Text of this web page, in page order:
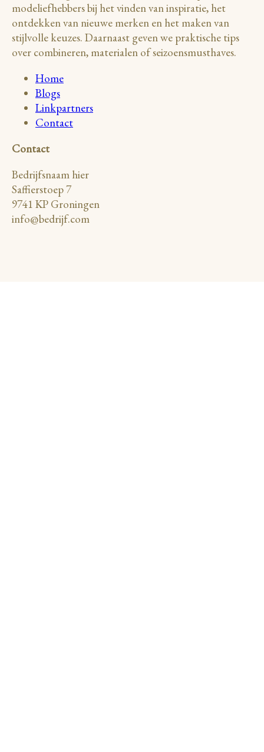
modeliefhebbers bij het vinden van inspiratie, het
ontdekken van nieuwe merken en het maken van
stijlvolle keuzes. Daarnaast geven we praktische tips
over combineren, materialen of seizoensmusthaves.
Home
Blogs
Linkpartners
Contact
Contact
Bedrijfsnaam hier
Saffierstoep 7
9741 KP Groningen
info@bedrijf.com